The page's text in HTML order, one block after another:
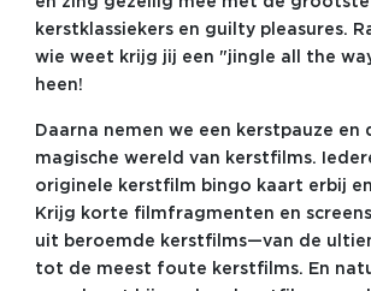
kerstklassiekers en guilty pleasures.
wie weet krijg jij een "jingle all the
heen!
Daarna nemen we een kerstpauze en
magische wereld van kerstfilms.
originele kerstfilm bingo kaart erbij
Krijg korte filmfragmenten en
uit beroemde kerstfilms—van de
tot de meest foute kerstfilms. En